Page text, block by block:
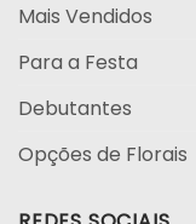
Mais Vendidos
Para a Festa
Debutantes
Opções de Florais